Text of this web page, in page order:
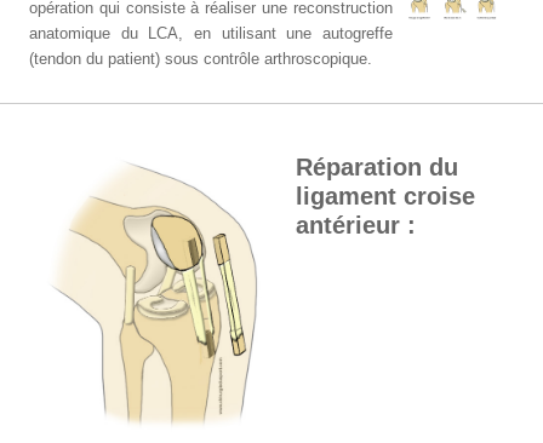
opération qui consiste à réaliser une reconstruction
anatomique du LCA, en utilisant une autogreffe
(tendon du patient) sous contrôle arthroscopique.
Réparation du
ligament croise
antérieur :